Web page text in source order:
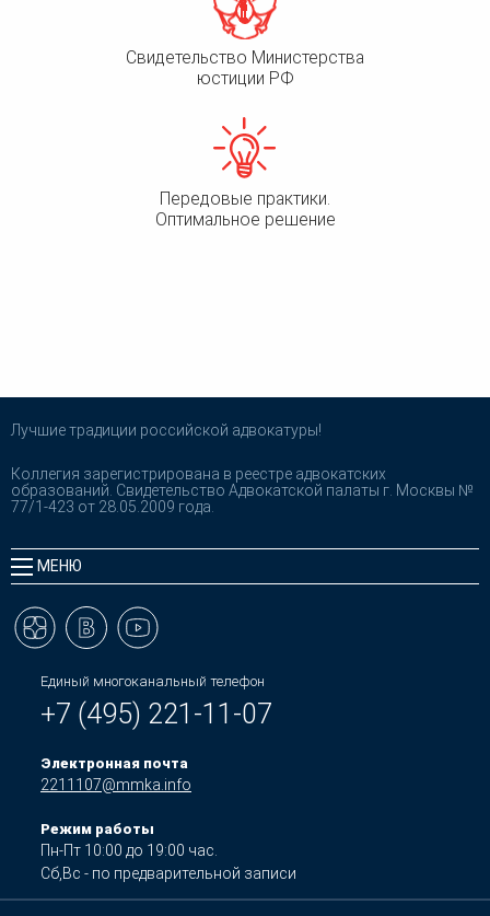
Свидетельство Министерства
юстиции РФ
Передовые практики.
Оптимальное решение
Лучшие традиции российской адвокатуры!
Коллегия зарегистрирована в реестре адвокатских
образований. Свидетельство Адвокатской палаты г. Москвы №
77/1-423 от 28.05.2009 года.
МЕНЮ
Единый многоканальный телефон
+7 (495) 221-11-07
Электронная почта
2211107@mmka.info
Режим работы
Пн-Пт 10:00 до 19:00 час.
Сб,Вс - по предварительной записи